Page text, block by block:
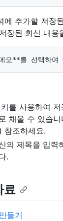
에 추가할 저장
장된 회신 내용
를 사용하여
채울 수 있습
참조하세요.
의 제목을 입력
.
료
들기